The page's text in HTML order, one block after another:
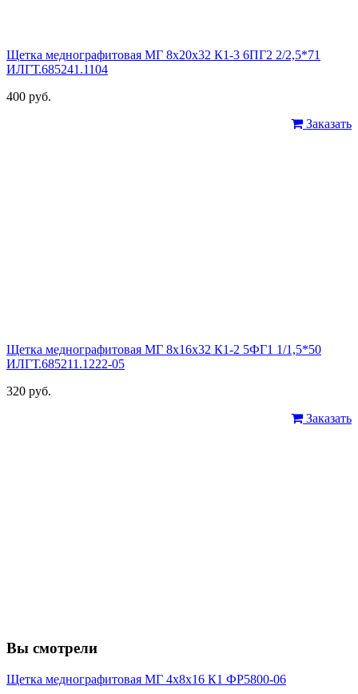
Щетка меднографитовая МГ 8х20х32 К1-3 6ПГ2 2/2,5*71
ИЛГТ.685241.1104
400 руб.
Заказать
Щетка меднографитовая МГ 8х16х32 К1-2 5ФГ1 1/1,5*50
ИЛГТ.685211.1222-05
320 руб.
Заказать
Вы смотрели
Щетка меднографитовая МГ 4х8х16 К1 ФР5800-06